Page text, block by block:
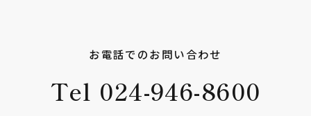
お電話でのお問い合わせ
Tel 024-946-8600